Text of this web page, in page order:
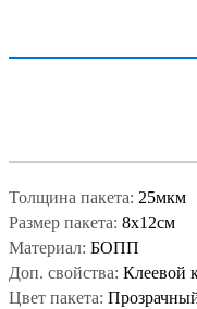
Толщина пакета: 25мкм
Размер пакета: 8x12см
Материал: БОПП
Доп. свойства: Клеевой
Цвет пакета: